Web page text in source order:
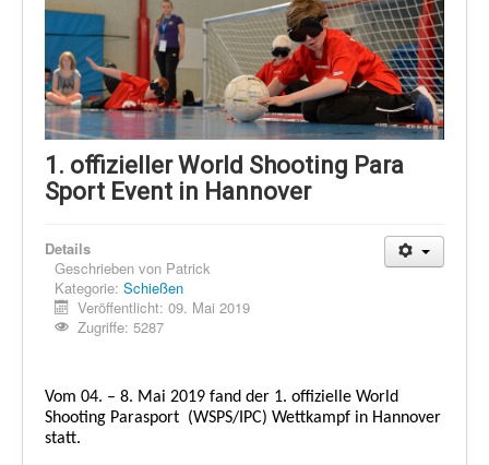
Über uns
Torball
Schießen
Schi Alpin
Schi Nordisch
Laufen
Datenschutz
1. offizieller World Shooting Para
Sport Event in Hannover
Details
Geschrieben von Patrick
Kategorie: Schießen
Veröffentlicht: 09. Mai 2019
Zugriffe: 5287
Vom 04. – 8. Mai 2019 fand der 1. offizielle World
Shooting Parasport (WSPS/IPC) Wettkampf in Hannover
statt.